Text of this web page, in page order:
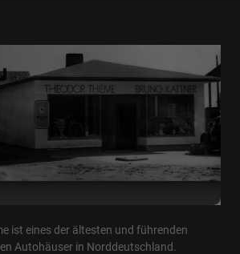
ist eines der ältesten und führenden
Autohäuser in Norddeutschland.